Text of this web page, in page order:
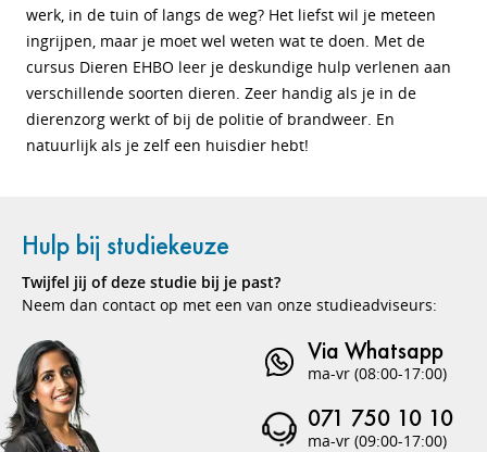
werk, in de tuin of langs de weg? Het liefst wil je meteen
ingrijpen, maar je moet wel weten wat te doen. Met de
cursus Dieren EHBO leer je deskundige hulp verlenen aan
verschillende soorten dieren. Zeer handig als je in de
dierenzorg werkt of bij de politie of brandweer. En
natuurlijk als je zelf een huisdier hebt!
Hulp bij studiekeuze
Twijfel jij of deze studie bij je past?
Neem dan contact op met een van onze studieadviseurs:
Via Whatsapp
ma-vr (08:00-17:00)
071 750 10 10
ma-vr (09:00-17:00)